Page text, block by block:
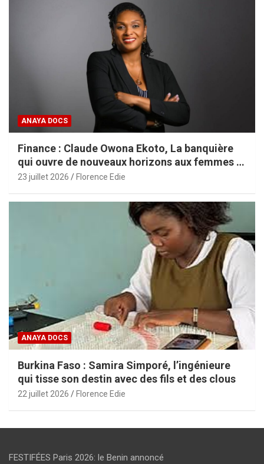
ANAYA DOCS
Finance : Claude Owona Ekoto, La banquière
qui ouvre de nouveaux horizons aux femmes et
aux PME africaines
23 juillet 2026 Florence Edie
ANAYA DOCS
Burkina Faso : Samira Simporé, l’ingénieure
qui tisse son destin avec des fils et des clous
22 juillet 2026 Florence Edie
FESTIFÉES Paris 2026: le Benin annoncé